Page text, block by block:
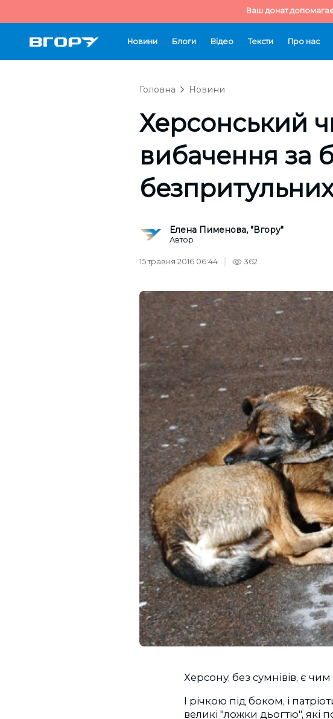
Ваш донат
Новини Блоги Відео Тексти Про нас
Головна Новини
Херсонський
вибачення за
Елена Пименова, "Вгору"
Автор
15 травня 2016 06:44 362
Херсону, без сумнівів, є
І річкою під боком, і
великі "ложки дьогтю", які